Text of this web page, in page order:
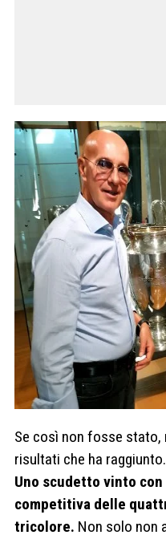
Se così non fosse stato,
risultati che ha
Uno scudetto vinto
competitiva delle
tricolore. Non solo non